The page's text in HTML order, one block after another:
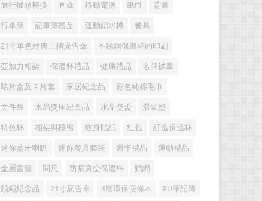
旅行插頭轉換 直傘 移動電源 紙巾 背囊
行李牌 記事薄禮品 運動鋁水樽 餐具
21寸單色經典三摺廣告傘 不銹鋼保溫杯的印刷
亞加力相架 保溫杯禮品 健康禮品 名牌襟章
咭片盒及卡片套 家居紀念品 彩色純棉毛巾
文件袋 水晶獎座紀念品 水晶獎盃 滑鼠墊
特色杯 相架與檯暦 紋身貼紙 红包 訂造保溫杯
迷你藍牙喇叭 迷你餐具套裝 週年禮品 運動禮品
金屬書籤 間尺 防漏真空保溫杯 頸繩
頸繩紀念品 21寸廣告傘 4層環保便條本 PU筆記簿